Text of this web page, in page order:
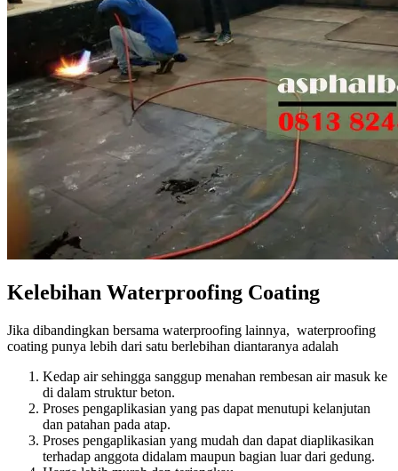
Kelebihan Waterproofing Coating
Jika dibandingkan bersama waterproofing lainnya, waterproofing
coating punya lebih dari satu berlebihan diantaranya adalah
Kedap air sehingga sanggup menahan rembesan air masuk ke
di dalam struktur beton.
Proses pengaplikasian yang pas dapat menutupi kelanjutan
dan patahan pada atap.
Proses pengaplikasian yang mudah dan dapat diaplikasikan
terhadap anggota didalam maupun bagian luar dari gedung.